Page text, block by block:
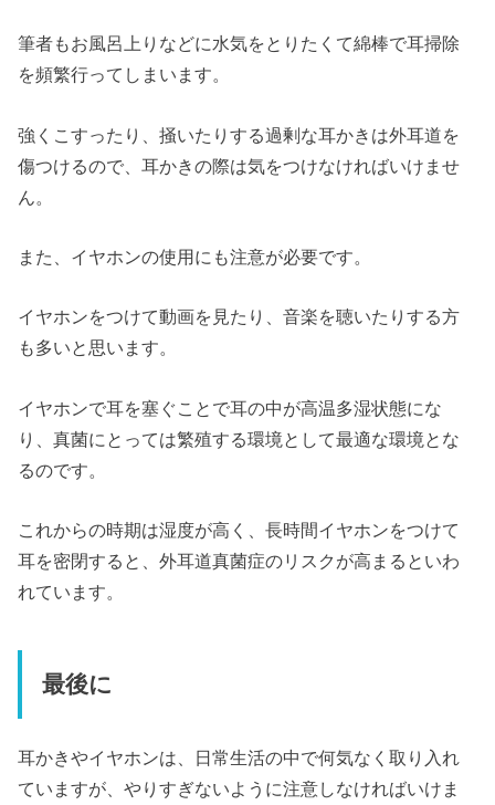
筆者もお風呂上りなどに水気をとりたくて綿棒で耳掃除
を頻繁行ってしまいます。
強くこすったり、掻いたりする過剰な耳かきは外耳道を
傷つけるので、耳かきの際は気をつけなければいけませ
ん。
また、イヤホンの使用にも注意が必要です。
イヤホンをつけて動画を見たり、音楽を聴いたりする方
も多いと思います。
イヤホンで耳を塞ぐことで耳の中が高温多湿状態にな
り、真菌にとっては繁殖する環境として最適な環境とな
るのです。
これからの時期は湿度が高く、長時間イヤホンをつけて
耳を密閉すると、外耳道真菌症のリスクが高まるといわ
れています。
最後に
耳かきやイヤホンは、日常生活の中で何気なく取り入れ
ていますが、やりすぎないように注意しなければいけま